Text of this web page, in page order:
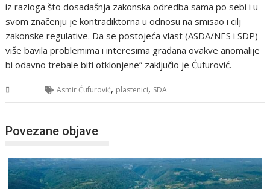
iz razloga što dosadašnja zakonska odredba sama po sebi i u
svom značenju je kontradiktorna u odnosu na smisao i cilj
zakonske regulative. Da se postojeća vlast (ASDA/NES i SDP)
više bavila problemima i interesima građana ovakve anomalije
bi odavno trebale biti otklonjene” zaključio je Ćufurović.
Asmir Ćufurović, plastenici, SDA
Povezane objave